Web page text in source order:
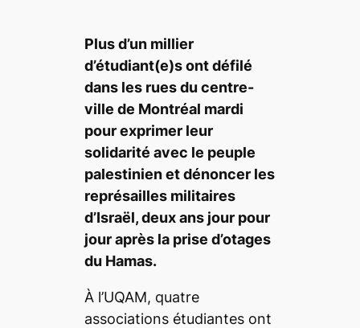
Plus d’un millier
d’étudiant(e)s ont défilé
dans les rues du centre-
ville de Montréal mardi
pour exprimer leur
solidarité avec le peuple
palestinien et dénoncer les
représailles militaires
d’Israël, deux ans jour pour
jour après la prise d’otages
du Hamas.
À l’UQAM, quatre
associations étudiantes ont